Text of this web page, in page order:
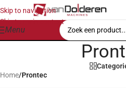
Skip to navigation
Skip to main content
Menu
Home/Prontec